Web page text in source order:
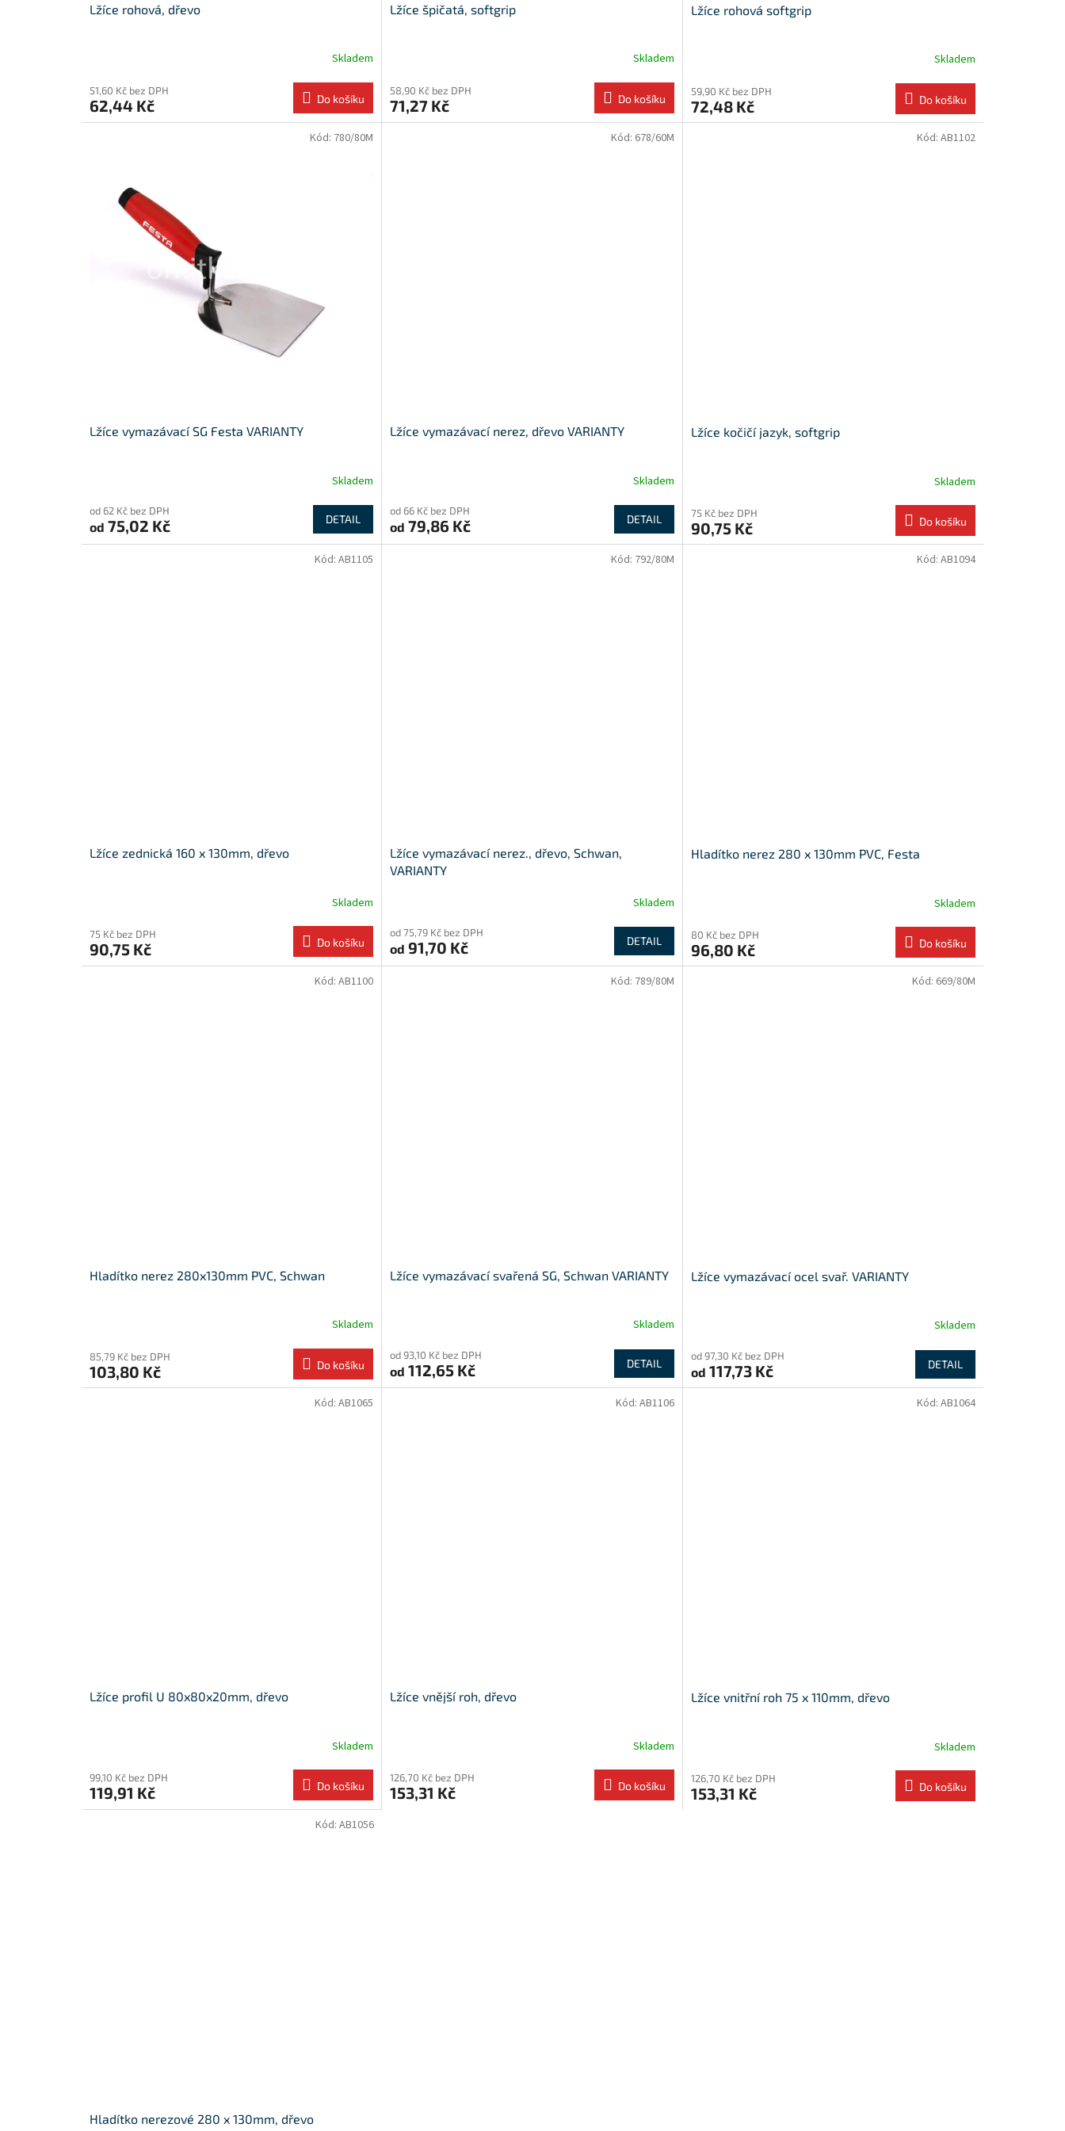
Lžíce rohová, dřevo
Skladem
51,60 Kč bez DPH
62,44 Kč Do košíku
Lžíce špičatá, softgrip
Skladem
58,90 Kč bez DPH
71,27 Kč Do košíku
Lžíce rohová softgrip
Skladem
59,90 Kč bez DPH
72,48 Kč Do košíku
Lžíce vymazávací SG Festa VARIANTY
Skladem
od 62 Kč bez DPH
od 75,02 Kč DETAIL
Kód: 780/80M
Lžíce vymazávací nerez, dřevo VARIANTY
Skladem
od 66 Kč bez DPH
od 79,86 Kč DETAIL
Kód: 678/60M
Lžíce kočičí jazyk, softgrip
Skladem
75 Kč bez DPH
90,75 Kč Do košíku
Kód: AB1102
Lžíce zednická 160 x 130mm, dřevo
Skladem
75 Kč bez DPH
90,75 Kč Do košíku
Kód:AB1105
Lžíce vymazávací nerez., dřevo, Schwan,
VARIANTY
Skladem
od 75,79 Kč bez DPH
od 91,70 Kč DETAIL
Kód: 792/80M
Hladítko nerez 280 x 130mm PVC, Festa
Skladem
80 Kč bez DPH
96,80 Kč Do košíku
Kód: AB1094
Hladítko nerez 280x130mm PVC, Schwan
Skladem
85,79 Kč bez DPH
103,80 Kč Do košíku
Kód:AB1100
Lžíce vymazávací svařená SG, Schwan VARIANTY
Skladem
od 93,10 Kč bez DPH
od 112,65 Kč DETAIL
Kód: 789/80M
Lžíce vymazávací ocel svař. VARIANTY
Skladem
od 97,30 Kč bez DPH
od 117,73 Kč DETAIL
Kód: 669/80M
Lžíce profil U 80x80x20mm, dřevo
Skladem
99,10 Kč bez DPH
119,91 Kč Do košíku
Kód:AB1065
Lžíce vnější roh, dřevo
Skladem
126,70 Kč bez DPH
153,31 Kč Do košíku
Kód: AB1106
Lžíce vnitřní roh 75 x 110mm, dřevo
Skladem
126,70 Kč bez DPH
153,31 Kč Do košíku
Kód: AB1064
Hladítko nerezové 280 x 130mm, dřevo
Kód:AB1056